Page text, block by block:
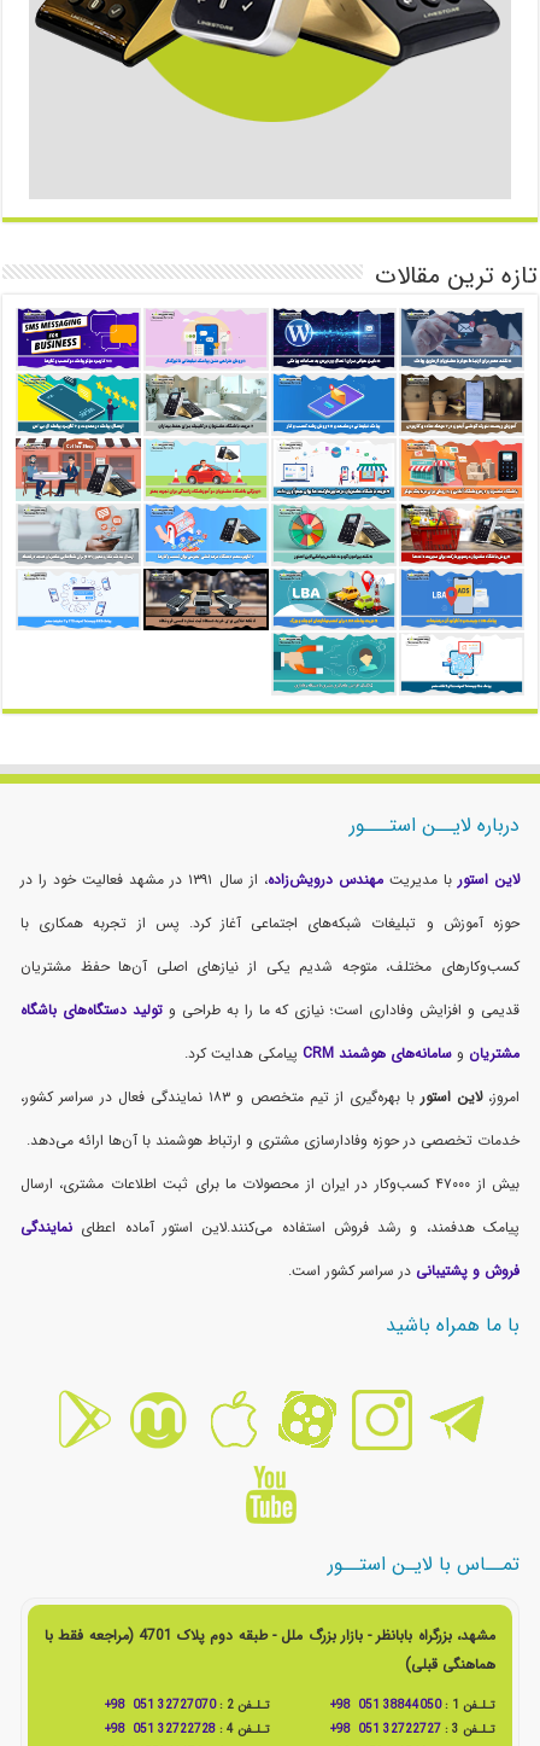
تازه ترین مقالات
درباره لایــن استـــور
لاین استور با مدیریتمهندس درویش‌زاده
، از سال ۱۳۹۱ در مشهد فعالیت خود را در
حوزه آموزش و تبلیغات شبکه‌های اجتماعی آغاز کرد. پس از تجربه همکاری با
کسب‌وکارهای مختلف، متوجه شدیم یکی از نیازهای اصلی آن‌ها حفظ مشتریان
قدیمی و افزایش وفاداری است؛ نیازی که ما را به طراحی وتولید دستگاه‌های باشگاه
مشتریان وسامانه‌های هوشمند CRM
پیامکی هدایت کرد.
امروز،لاین استور
با بهره‌گیری از تیم متخصص و ۱۸۳ نمایندگی فعال در سراسر کشور،
خدمات تخصصی در حوزه وفادارسازی مشتری و ارتباط هوشمند با آن‌ها ارائه می‌دهد.
بیش از ۴۷۰۰۰ کسب‌وکار در ایران از محصولات ما برای ثبت اطلاعات مشتری، ارسال
پیامک هدفمند، و رشد فروش استفاده می‌کنند.لاین استور آماده اعطای نمایندگی
فروش و پشتیبانی در سراسر کشور است.
با ما همراه باشید
تمــاس با لایـن استــور
مشهد، بزرگراه بابانظر - بازار بزرگ ملل - طبقه دوم پلاک 4701 (مراجعه فقط با
هماهنگی قبلی)
تـلـفن 1 : 38844050 051 98+ تـلـفن 2 :
32727070 051 98+
تـلـفن 3 :
32722727 051 98+ تـلـفن 4 :
32722728 051 98+